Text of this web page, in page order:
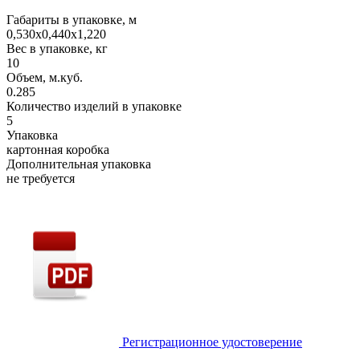
Габариты в упаковке, м
0,530х0,440х1,220
Вес в упаковке, кг
10
Объем, м.куб.
0.285
Количество изделий в упаковке
5
Упаковка
картонная коробка
Дополнительная упаковка
не требуется
Регистрационное удостоверение